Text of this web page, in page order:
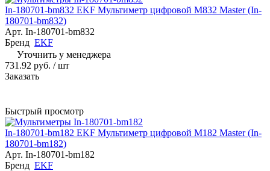
In-180701-bm832 EKF Мультиметр цифровой M832 Master (In-
180701-bm832)
Арт. In-180701-bm832
Бренд EKF
Уточнить у менеджера
731.92 руб. / шт
Заказать
Быстрый просмотр
In-180701-bm182 EKF Мультиметр цифровой M182 Master (In-
180701-bm182)
Арт. In-180701-bm182
Бренд EKF